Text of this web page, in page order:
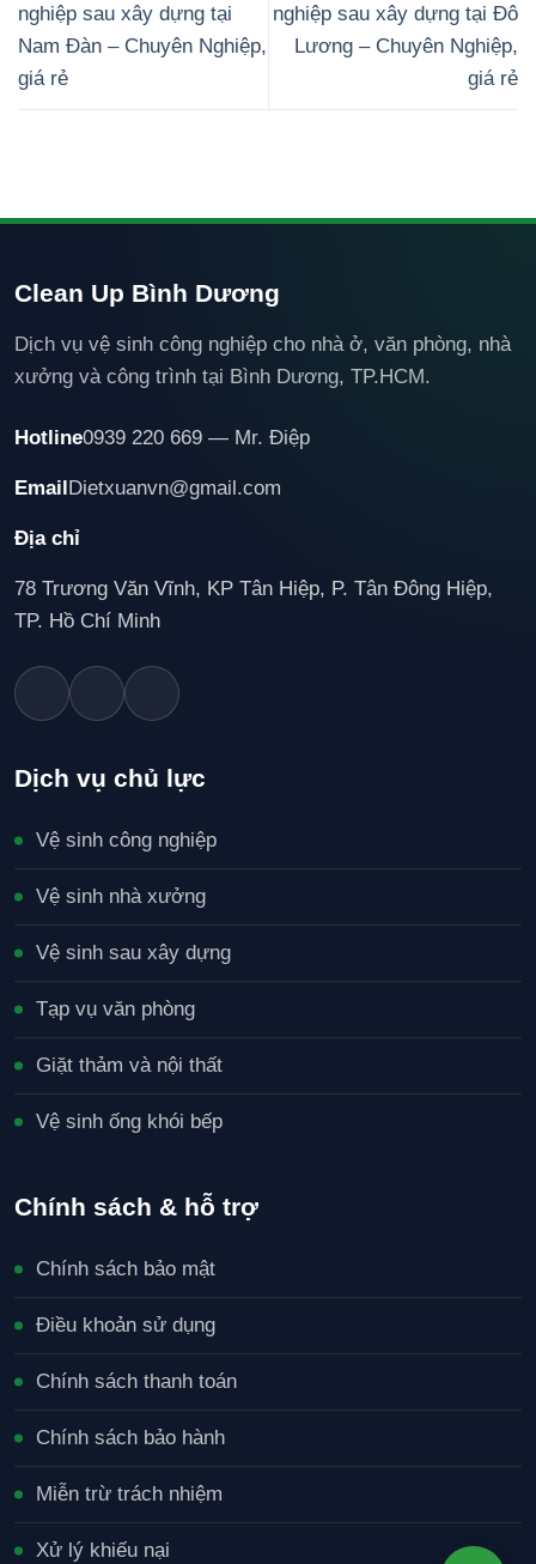
nghiệp sau xây dựng tại
Nam Đàn – Chuyên Nghiệp,
giá rẻ
nghiệp sau xây dựng tại Đô
Lương – Chuyên Nghiệp,
giá rẻ
Clean Up Bình Dương
Dịch vụ vệ sinh công nghiệp cho nhà ở, văn phòng, nhà
xưởng và công trình tại Bình Dương, TP.HCM.
Hotline0939 220 669 — Mr. Điệp
EmailDietxuanvn@gmail.com
Địa chỉ
78 Trương Văn Vĩnh, KP Tân Hiệp, P. Tân Đông Hiệp,
TP. Hồ Chí Minh
Dịch vụ chủ lực
Vệ sinh công nghiệp
Vệ sinh nhà xưởng
Vệ sinh sau xây dựng
Tạp vụ văn phòng
Giặt thảm và nội thất
Vệ sinh ống khói bếp
Chính sách & hỗ trợ
Chính sách bảo mật
Điều khoản sử dụng
Chính sách thanh toán
Chính sách bảo hành
Miễn trừ trách nhiệm
Xử lý khiếu nại